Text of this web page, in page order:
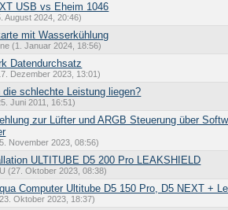
USB vs Eheim 1046
August 2024, 20:46)
mit Wasserkühlung
(1. Januar 2024, 18:56)
Datendurchsatz
Dezember 2023, 13:01)
schlechte Leistung liegen?
Juni 2011, 16:51)
zur Lüfter und ARGB Steuerung über
November 2023, 08:56)
ULTITUBE D5 200 Pro LEAKSHIELD
(27. Oktober 2023, 08:38)
Computer Ultitube D5 150 Pro, D5 NEXT +
Oktober 2023, 18:37)